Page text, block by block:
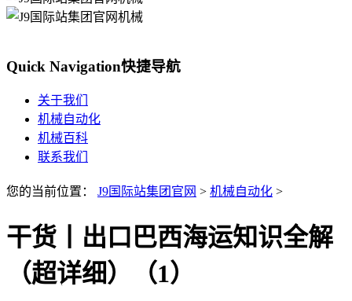
Quick Navigation快捷导航
关于我们
机械自动化
机械百科
联系我们
您的当前位置： J9国际站集团官网 > 机械自动化 >
干货丨出口巴西海运知识全解
（超详细）（1）